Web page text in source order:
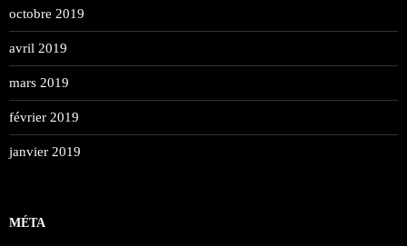
octobre 2019
avril 2019
mars 2019
février 2019
janvier 2019
MÉTA